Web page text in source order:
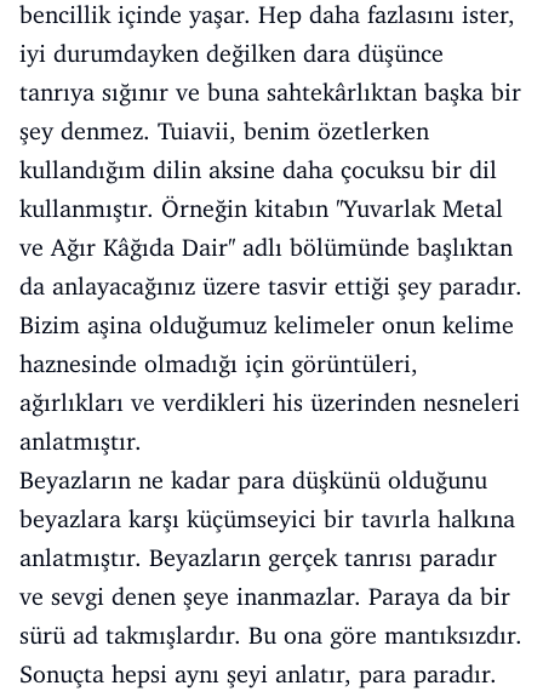
bencillik içinde yaşar. Hep daha fazlasını ister,
iyi durumdayken değilken dara düşünce
tanrıya sığınır ve buna sahtekârlıktan başka bir
şey denmez. Tuiavii, benim özetlerken
kullandığım dilin aksine daha çocuksu bir dil
kullanmıştır. Örneğin kitabın ''Yuvarlak Metal
ve Ağır Kâğıda Dair'' adlı bölümünde başlıktan
da anlayacağınız üzere tasvir ettiği şey paradır.
Bizim aşina olduğumuz kelimeler onun kelime
haznesinde olmadığı için görüntüleri,
ağırlıkları ve verdikleri his üzerinden nesneleri
anlatmıştır.
Beyazların ne kadar para düşkünü olduğunu
beyazlara karşı küçümseyici bir tavırla halkına
anlatmıştır. Beyazların gerçek tanrısı paradır
ve sevgi denen şeye inanmazlar. Paraya da bir
sürü ad takmışlardır. Bu ona göre mantıksızdır.
Sonuçta hepsi aynı şeyi anlatır, para paradır.